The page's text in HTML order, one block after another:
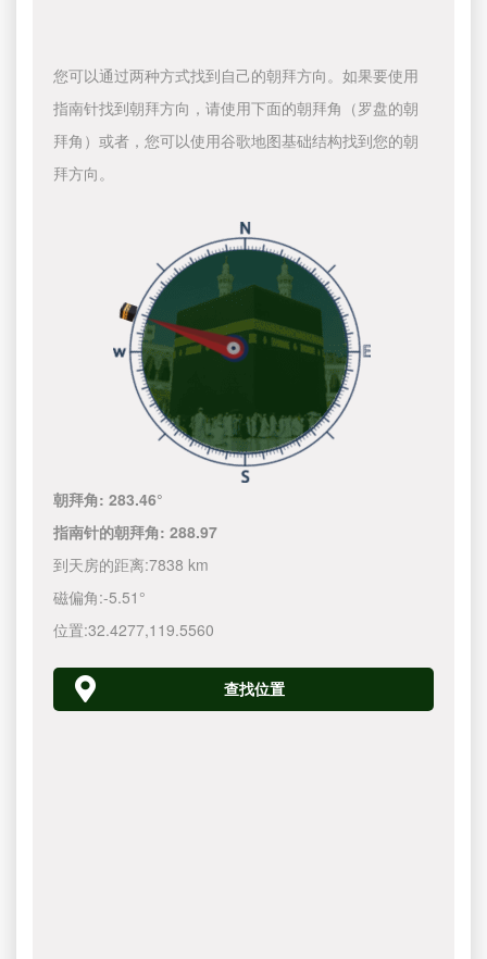
您可以通过两种方式找到自己的朝拜方向。如果要使用
指南针找到朝拜方向，请使用下面的朝拜角（罗盘的朝
拜角）或者，您可以使用谷歌地图基础结构找到您的朝
拜方向。
朝拜角:283.46°
指南针的朝拜角:288.97
到天房的距离:7838 km
磁偏角:-5.51°
位置:32.4277,119.5560
查找位置